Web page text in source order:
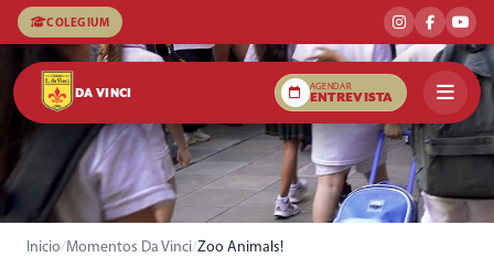
COLEGIUM
DA VINCI AGENDAR
ENTREVISTA
Inicio/Momentos Da Vinci/Zoo Animals!